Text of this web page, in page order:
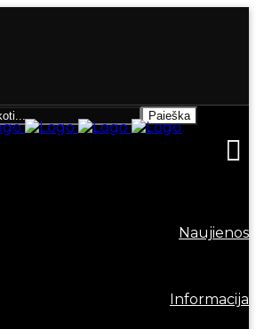
Naujienos
Informacija